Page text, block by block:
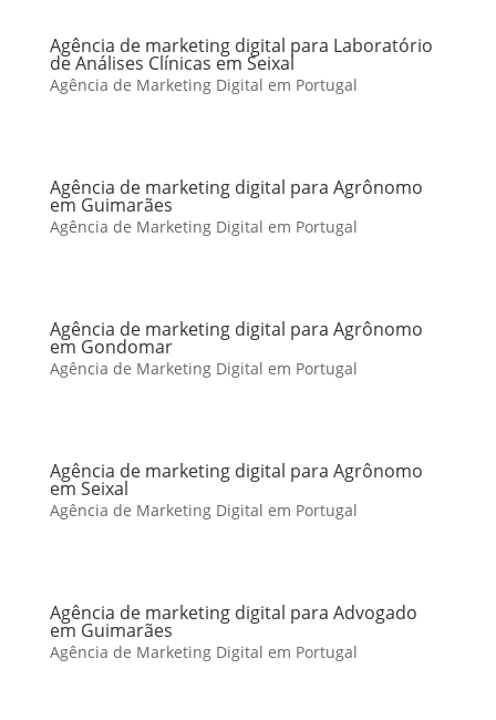
Agência de marketing digital para Laboratório
de Análises Clínicas em Seixal
Agência de Marketing Digital em Portugal
Agência de marketing digital para Agrônomo
em Guimarães
Agência de Marketing Digital em Portugal
Agência de marketing digital para Agrônomo
em Gondomar
Agência de Marketing Digital em Portugal
Agência de marketing digital para Agrônomo
em Seixal
Agência de Marketing Digital em Portugal
Agência de marketing digital para Advogado
em Guimarães
Agência de Marketing Digital em Portugal